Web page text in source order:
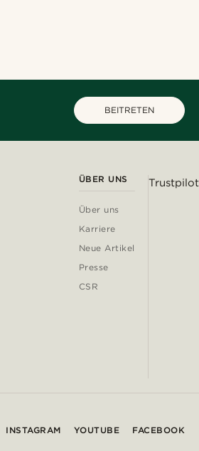
BEITRETEN
ÜBER UNS
Über uns
Karriere
Neue Artikel
Presse
CSR
Trustpilot
INSTAGRAM YOUTUBE FACEBOOK